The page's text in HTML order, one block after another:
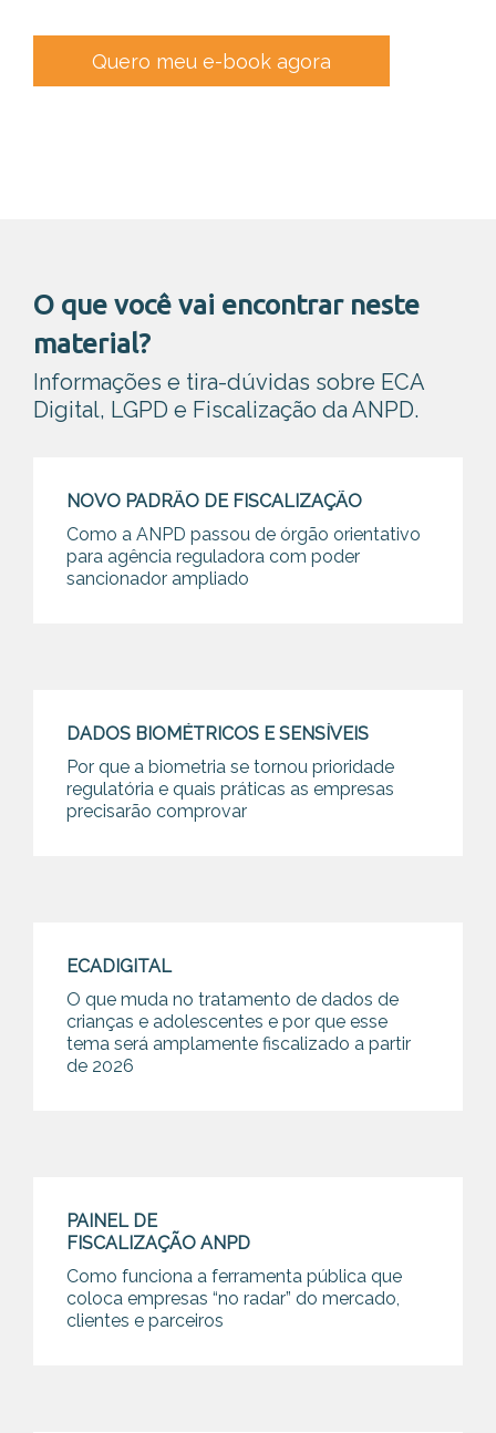
Quero meu e-book agora
O que você vai encontrar neste
material?
Informações e tira-dúvidas sobre ECA
Digital, LGPD e Fiscalização da ANPD.
NOVO PADRÃO DE FISCALIZAÇÃO
Como a ANPD passou de órgão orientativo
para agência reguladora com poder
sancionador ampliado
DADOS BIOMÉTRICOS E SENSÍVEIS
Por que a biometria se tornou prioridade
regulatória e quais práticas as empresas
precisarão comprovar
ECADIGITAL
O que muda no tratamento de dados de
crianças e adolescentes e por que esse
tema será amplamente fiscalizado a partir
de 2026
PAINEL DE
FISCALIZAÇÃO ANPD
Como funciona a ferramenta pública que
coloca empresas “no radar” do mercado,
clientes e parceiros